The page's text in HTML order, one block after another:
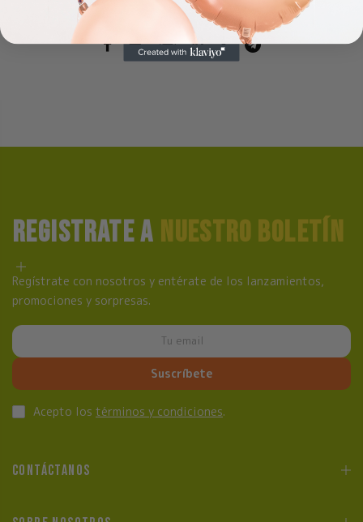
REGISTRATE A NUESTRO BOLETÍN
Regístrate con nosotros y entérate de los lanzamientos,
promociones y sorpresas.
Suscríbete
Acepto los términos y condiciones.
CONTÁCTANOS